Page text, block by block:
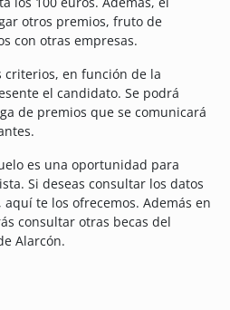
otros premios, fruto de
con otras empresas.
en función de la
el candidato. Se podrá
de premios que se comunicará
es una oportunidad para
Si deseas consultar los datos
te los ofrecemos. Además en
consultar otras becas del
Alarcón.